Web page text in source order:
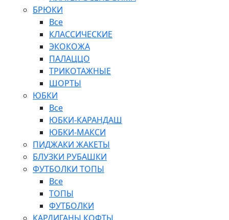
БРЮКИ
Все
КЛАССИЧЕСКИЕ
ЭКОКОЖА
ПАЛАЦЦО
ТРИКОТАЖНЫЕ
ШОРТЫ
ЮБКИ
Все
ЮБКИ-КАРАНДАШ
ЮБКИ-МАКСИ
ПИДЖАКИ ЖАКЕТЫ
БЛУЗКИ РУБАШКИ
ФУТБОЛКИ ТОПЫ
Все
ТОПЫ
ФУТБОЛКИ